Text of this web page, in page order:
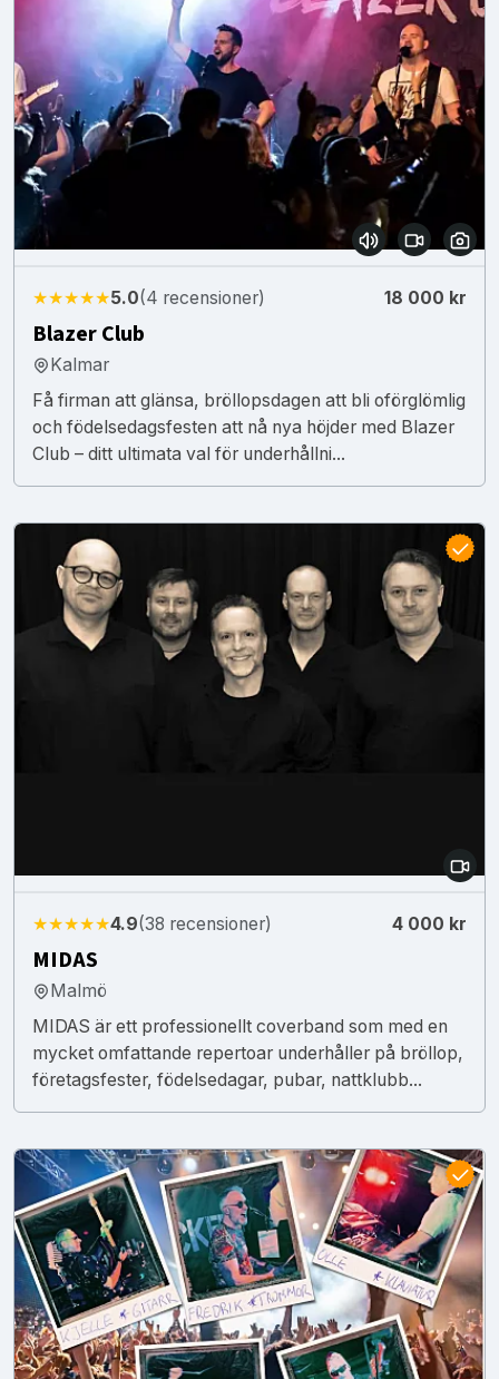
★★★★★5.0(4 recensioner) 18 000 kr
Blazer Club
Kalmar
Få firman att glänsa, bröllopsdagen att bli oförglömlig
och födelsedagsfesten att nå nya höjder med Blazer
Club – ditt ultimata val för underhållni...
★★★★★4.9(38 recensioner) 4 000 kr
MIDAS
Malmö
MIDAS är ett professionellt coverband som med en
mycket omfattande repertoar underhåller på bröllop,
företagsfester, födelsedagar, pubar, nattklubb...